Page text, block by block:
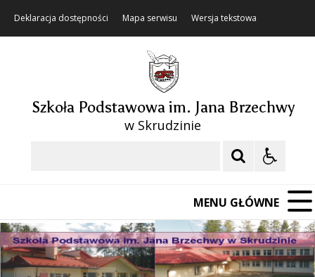
Deklaracja dostępności Mapa serwisu Wersja tekstowa
Szkoła Podstawowa im. Jana Brzechwy
w Skrudzinie
MENU GŁÓWNE